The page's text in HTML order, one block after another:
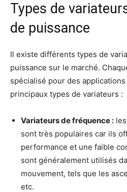
Types de
de puissance
Il existe différents types de
puissance sur le marché.
spécialisé pour des
principaux types de variateurs :
Variateurs de fréquence :
sont très populaires car ils
performance et une faible
sont généralement utilisés
mouvement, tels que les
etc.